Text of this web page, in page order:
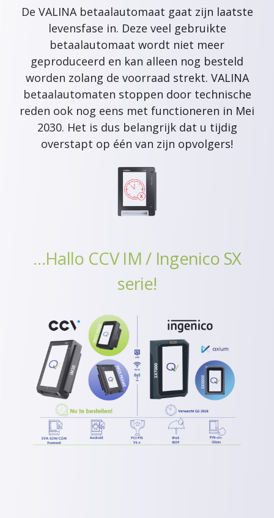
De VALINA betaalautomaat gaat zijn laatste
levensfase in. Deze veel gebruikte
betaalautomaat wordt niet meer
geproduceerd en kan alleen nog besteld
worden zolang de voorraad strekt. VALINA
betaalautomaten stoppen door technische
reden ook nog eens met functioneren in Mei
2030. Het is dus belangrijk dat u tijdig
overstapt op één van zijn opvolgers!
…Hallo CCV IM / Ingenico SX
serie!